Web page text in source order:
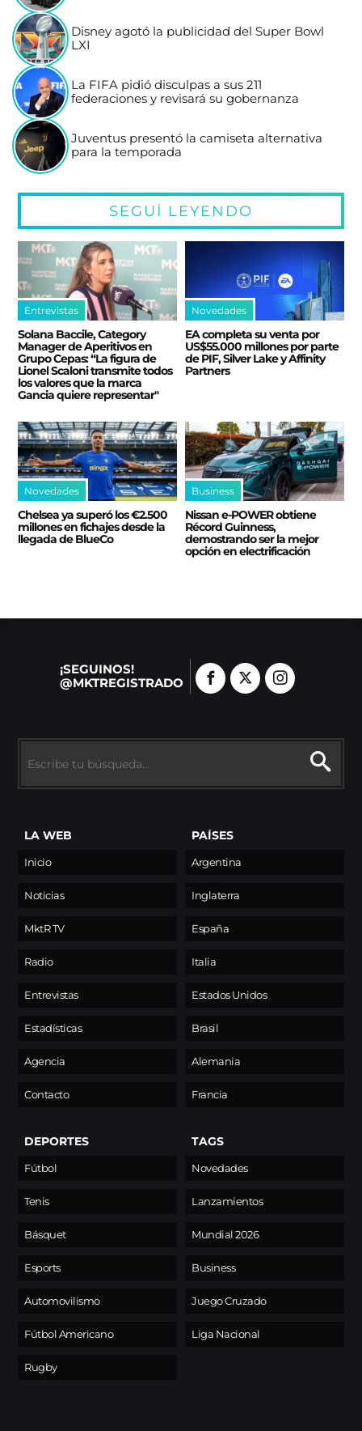
Disney agotó la publicidad del Super Bowl
LXI
La FIFA pidió disculpas a sus 211
federaciones y revisará su gobernanza
Juventus presentó la camiseta alternativa
para la temporada
SEGUÍ LEYENDO
Entrevistas
Solana Baccile, Category
Manager de Aperitivos en
Grupo Cepas: “La figura de
Lionel Scaloni transmite todos
los valores que la marca
Gancia quiere representar"
Novedades
EA completa su venta por
US$55.000 millones por parte
de PIF, Silver Lake y Affinity
Partners
Novedades
Chelsea ya superó los €2.500
millones en fichajes desde la
llegada de BlueCo
Business
Nissan e‑POWER obtiene
Récord Guinness,
demostrando ser la mejor
opción en electrificación
¡SEGUINOS!
@MKTREGISTRADO
LA WEB
Inicio
Noticias
MktR TV
Radio
Entrevistas
Estadísticas
Agencia
Contacto
PAÍSES
Argentina
Inglaterra
España
Italia
Estados Unidos
Brasil
Alemania
Francia
DEPORTES
Fútbol
Tenis
Básquet
Esports
Automovilismo
Fútbol Americano
Rugby
TAGS
Novedades
Lanzamientos
Mundial 2026
Business
Juego Cruzado
Liga Nacional